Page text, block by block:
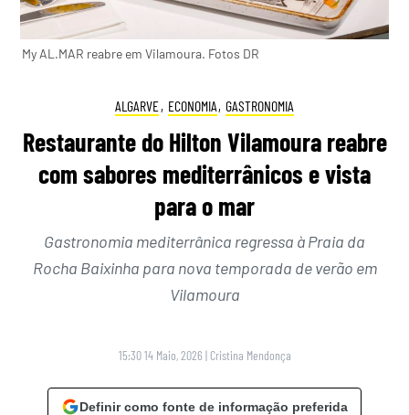
My AL.MAR reabre em Vilamoura. Fotos DR
ALGARVE, ECONOMIA, GASTRONOMIA
Restaurante do Hilton Vilamoura reabre
com sabores mediterrânicos e vista
para o mar
Gastronomia mediterrânica regressa à Praia da
Rocha Baixinha para nova temporada de verão em
Vilamoura
15:30 14 Maio, 2026 | Cristina Mendonça
Definir como fonte de informação preferida